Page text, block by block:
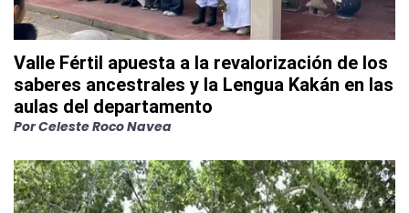
Valle Fértil apuesta a la revalorización de los
saberes ancestrales y la Lengua Kakán en las
aulas del departamento
PorCeleste Roco Navea